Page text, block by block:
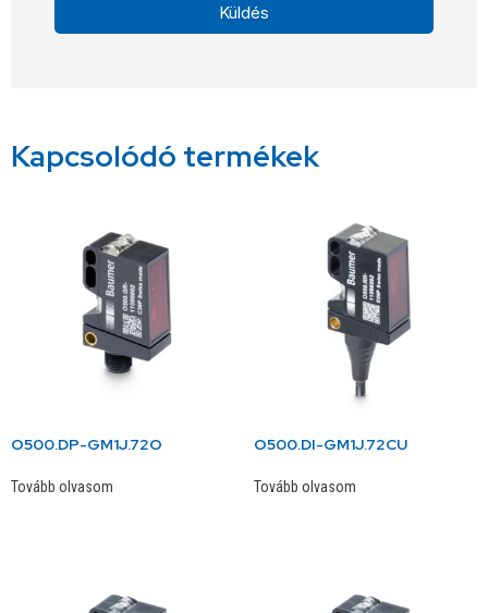
Küldés
Kapcsolódó termékek
O500.DP-GM1J.72O
Tovább olvasom
O500.DI-GM1J.72CU
Tovább olvasom